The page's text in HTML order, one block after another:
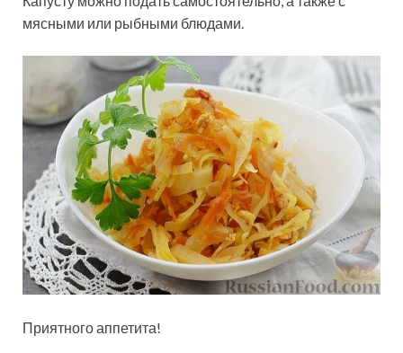
мясными или рыбными блюдами.
Приятного аппетита!